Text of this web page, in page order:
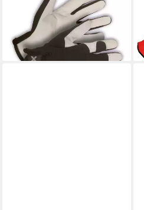
Lycra-Ziegennappa
Arbeitshandschuh
17,99 €
lieferbar - in 2-3 Werktagen bei dir